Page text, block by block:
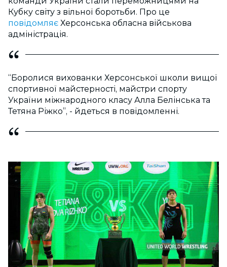
Кубку світу з вільної боротьби. Про це
повідомляє Херсонська обласна військова
адміністрація.
“Боролися вихованки Херсонської школи вищої
спортивної майстерності, майстри спорту
України міжнародного класу Алла Белінська та
Тетяна Ріжко”, - йдеться в повідомленні.